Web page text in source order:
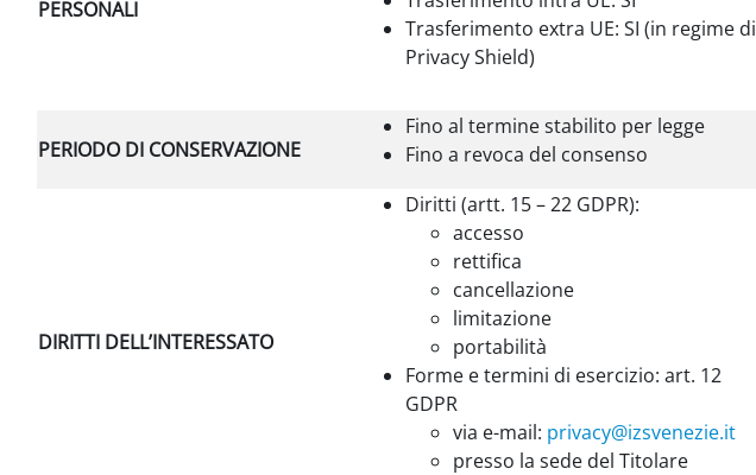
PERSONALI
Trasferimento extra UE: SI (in regime di
Privacy Shield)
PERIODO DI CONSERVAZIONE
Fino al termine stabilito per legge
Fino a revoca del consenso
DIRITTI DELL’INTERESSATO
Diritti (artt. 15 – 22 GDPR):
accesso
rettifica
cancellazione
limitazione
portabilità
Forme e termini di esercizio: art. 12
GDPR
via e-mail: privacy@izsvenezie.it
presso la sede del Titolare